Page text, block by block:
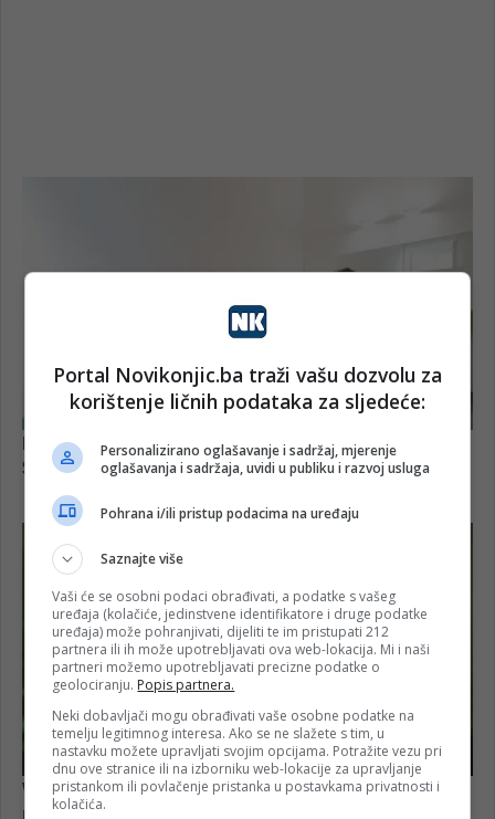
Portal Novikonjic.ba traži vašu dozvolu za
korištenje ličnih podataka za sljedeće:
Personalizirano oglašavanje i sadržaj, mjerenje
oglašavanja i sadržaja, uvidi u publiku i razvoj usluga
Pohrana i/ili pristup podacima na uređaju
Saznajte više
Vaši će se osobni podaci obrađivati, a podatke s vašeg
uređaja (kolačiće, jedinstvene identifikatore i druge podatke
uređaja) može pohranjivati, dijeliti te im pristupati 212
partnera ili ih može upotrebljavati ova web-lokacija. Mi i naši
partneri možemo upotrebljavati precizne podatke o
geolociranju. Popis partnera.
Neki dobavljači mogu obrađivati vaše osobne podatke na
temelju legitimnog interesa. Ako se ne slažete s tim, u
nastavku možete upravljati svojim opcijama. Potražite vezu pri
dnu ove stranice ili na izborniku web-lokacije za upravljanje
pristankom ili povlačenje pristanka u postavkama privatnosti i
kolačića.